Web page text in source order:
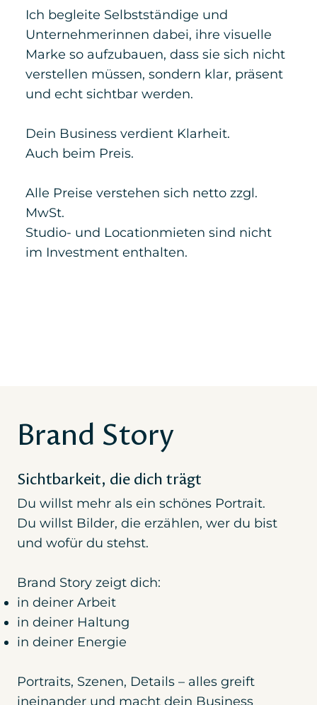
Ich begleite Selbstständige und
Unternehmerinnen dabei, ihre visuelle
Marke so aufzubauen, dass sie sich nicht
verstellen müssen, sondern klar, präsent
und echt sichtbar werden.
Dein Business verdient Klarheit.
Auch beim Preis.
Alle Preise verstehen sich netto zzgl.
MwSt.
Studio- und Locationmieten sind nicht
im Investment enthalten.
Brand Story
Sichtbarkeit, die dich trägt
Du willst mehr als ein schönes Portrait.
Du willst Bilder, die erzählen, wer du bist
und wofür du stehst.
Brand Story zeigt dich:
in deiner Arbeit
in deiner Haltung
in deiner Energie
Portraits, Szenen, Details – alles greift
ineinander und macht dein Business